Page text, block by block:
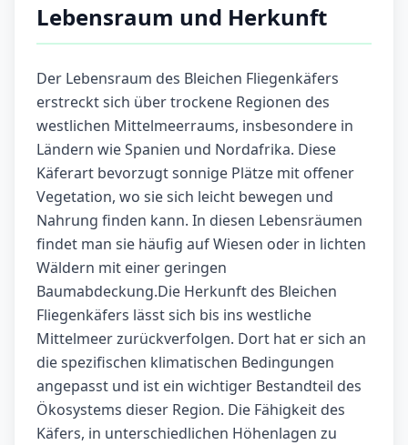
Lebensraum und Herkunft
Der Lebensraum des Bleichen Fliegenkäfers
erstreckt sich über trockene Regionen des
westlichen Mittelmeerraums, insbesondere in
Ländern wie Spanien und Nordafrika. Diese
Käferart bevorzugt sonnige Plätze mit offener
Vegetation, wo sie sich leicht bewegen und
Nahrung finden kann. In diesen Lebensräumen
findet man sie häufig auf Wiesen oder in lichten
Wäldern mit einer geringen
Baumabdeckung.Die Herkunft des Bleichen
Fliegenkäfers lässt sich bis ins westliche
Mittelmeer zurückverfolgen. Dort hat er sich an
die spezifischen klimatischen Bedingungen
angepasst und ist ein wichtiger Bestandteil des
Ökosystems dieser Region. Die Fähigkeit des
Käfers, in unterschiedlichen Höhenlagen zu